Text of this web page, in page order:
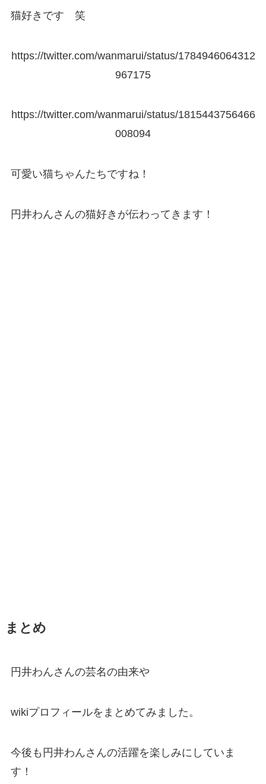
猫好きです 笑
https://twitter.com/wanmarui/status/1784946064312
967175
https://twitter.com/wanmarui/status/1815443756466
008094
可愛い猫ちゃんたちですね！
円井わんさんの猫好きが伝わってきます！
まとめ
円井わんさんの芸名の由来や
wikiプロフィールをまとめてみました。
今後も円井わんさんの活躍を楽しみにしていま
す！